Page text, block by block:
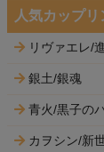
人気カップリ
リヴァエレ/
銀土/銀魂
青火/黒子の
カヲシン/新